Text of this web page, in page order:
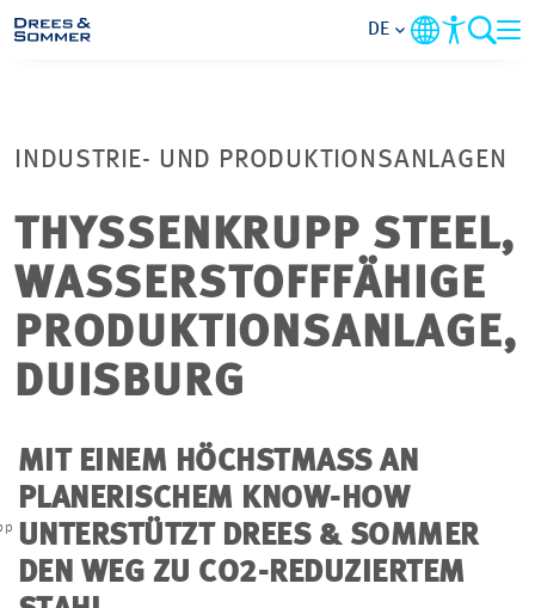
UNTERNEHMEN
IM FOKUS
KARRIERE
PROJEKTE
KONTAKT
DE
INDUSTRIE- UND PRODUKTIONSANLAGEN
THYSSENKRUPP STEEL,
WASSERSTOFFFÄHIGE
PRODUKTIONSANLAGE,
DUISBURG
MIT EINEM HÖCHSTMASS AN P
LANERISCHEM KNOW-HOW U
NTERSTÜTZT DREES & SOMMER D
EN WEG ZU CO2-REDUZIERTEM S